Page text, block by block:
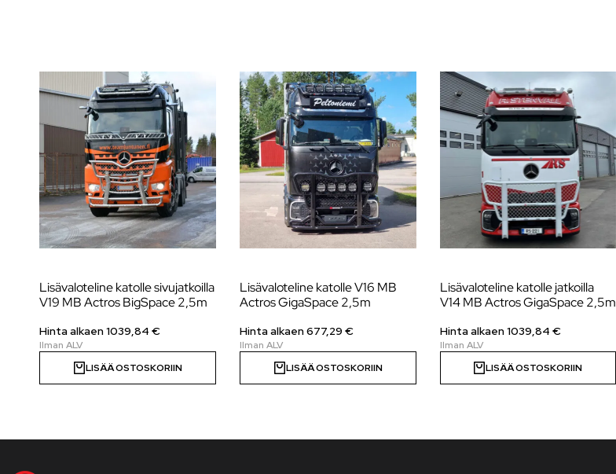
Lisävaloteline katolle sivujatkoilla
V19 MB Actros BigSpace 2,5m
Hinta alkaen1039,84 €
LISÄÄ OSTOSKORIIN
Lisävaloteline katolle V16 MB
Actros GigaSpace 2,5m
Hinta alkaen677,29 €
LISÄÄ OSTOSKORIIN
Lisävaloteline katolle jatkoilla
V14 MB Actros GigaSpace 2,5m
Hinta alkaen1039,84 €
LISÄÄ OSTOSKORIIN